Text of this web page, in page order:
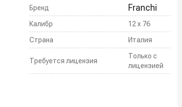
Бренд Franchi
Калибр 12 x 76
Страна Италия
Требуется лицензия
Только с
лицензией